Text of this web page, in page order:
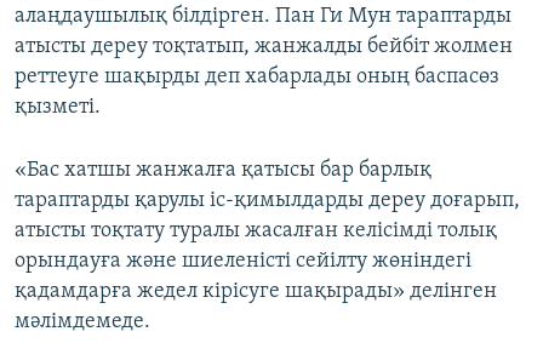
алаңдаушылық білдірген. Пан Ги Мун тараптарды
атысты дереу тоқтатып, жанжалды бейбіт жолмен
реттеуге шақырды деп хабарлады оның баспасөз
қызметі.
«Бас хатшы жанжалға қатысы бар барлық
тараптарды қарулы іс-қимылдарды дереу доғарып,
атысты тоқтату туралы жасалған келісімді толық
орындауға және шиеленісті сейілту жөніндегі
қадамдарға жедел кірісуге шақырады» делінген
мәлімдемеде.